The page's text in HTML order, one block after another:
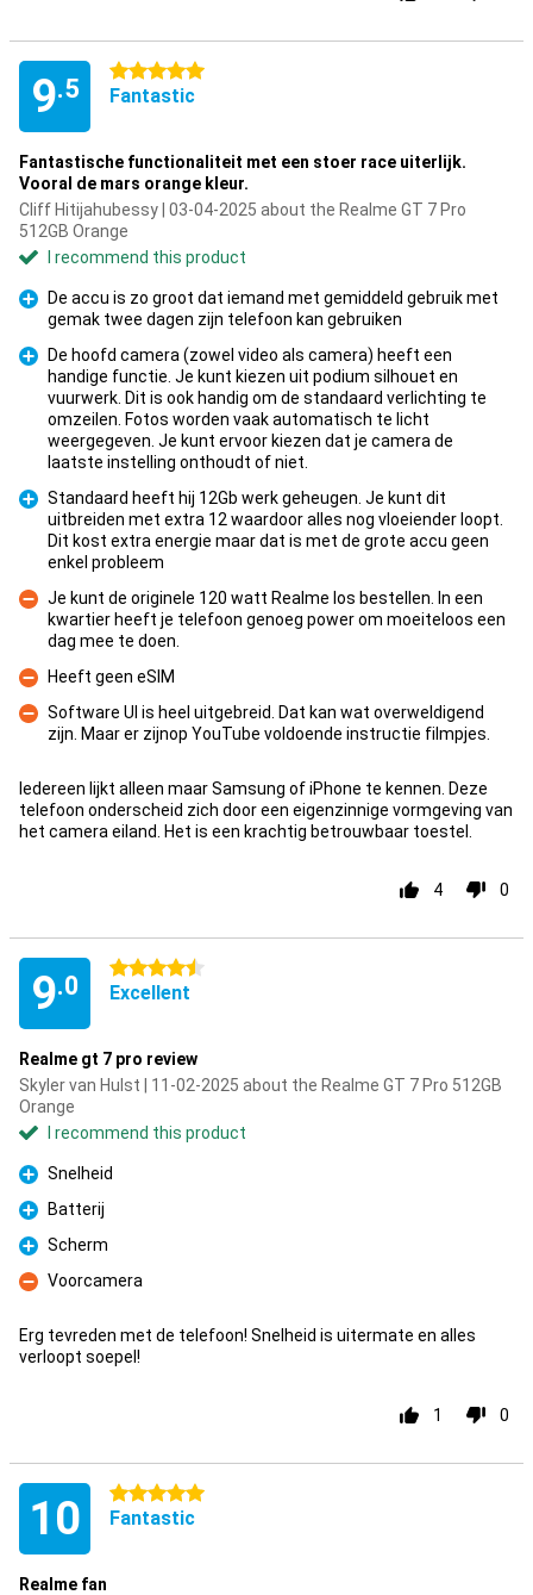
9.5
5 stars
Fantastic
Fantastische functionaliteit met een stoer race uiterlijk.
Vooral de mars orange kleur.
Cliff Hitijahubessy | 03-04-2025 about the Realme GT 7 Pro
512GB Orange
I recommend this product
De accu is zo groot dat iemand met gemiddeld gebruik met
gemak twee dagen zijn telefoon kan gebruiken
De hoofd camera (zowel video als camera) heeft een
handige functie. Je kunt kiezen uit podium silhouet en
vuurwerk. Dit is ook handig om de standaard verlichting te
omzeilen. Fotos worden vaak automatisch te licht
weergegeven. Je kunt ervoor kiezen dat je camera de
laatste instelling onthoudt of niet.
Standaard heeft hij 12Gb werk geheugen. Je kunt dit
uitbreiden met extra 12 waardoor alles nog vloeiender loopt.
Dit kost extra energie maar dat is met de grote accu geen
enkel probleem
Je kunt de originele 120 watt Realme los bestellen. In een
kwartier heeft je telefoon genoeg power om moeiteloos een
dag mee te doen.
Con
Heeft geen eSIM
Software UI is heel uitgebreid. Dat kan wat overweldigend
zijn. Maar er zijnop YouTube voldoende instructie filmpjes.
Iedereen lijkt alleen maar Samsung of iPhone te kennen. Deze
telefoon onderscheid zich door een eigenzinnige vormgeving van
het camera eiland. Het is een krachtig betrouwbaar toestel.
4 0
9.0
4.5 stars
Excellent
Realme gt 7 pro review
Skyler van Hulst | 11-02-2025 about the Realme GT 7 Pro 512GB
Orange
I recommend this product
Pro
Snelheid
Pro
Batterij
Pro
Scherm
Con
Voorcamera
Erg tevreden met de telefoon! Snelheid is uitermate en alles
verloopt soepel!
1 0
10 5 stars
Fantastic
Realme fan